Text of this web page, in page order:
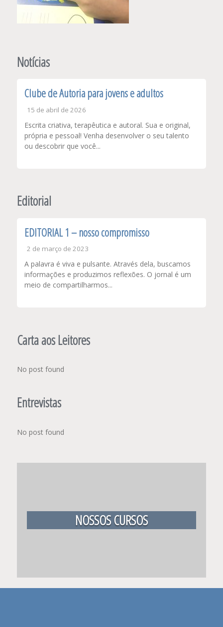
Notícias
Clube de Autoria para jovens e adultos
15 de abril de 2026
Escrita criativa, terapêutica e autoral. Sua e original,
própria e pessoal! Venha desenvolver o seu talento
ou descobrir que você...
Editorial
EDITORIAL 1 – nosso compromisso
2 de março de 2023
A palavra é viva e pulsante. Através dela, buscamos
informações e produzimos reflexões. O jornal é um
meio de compartilharmos...
Carta aos Leitores
No post found
Entrevistas
No post found
NOSSOS CURSOS